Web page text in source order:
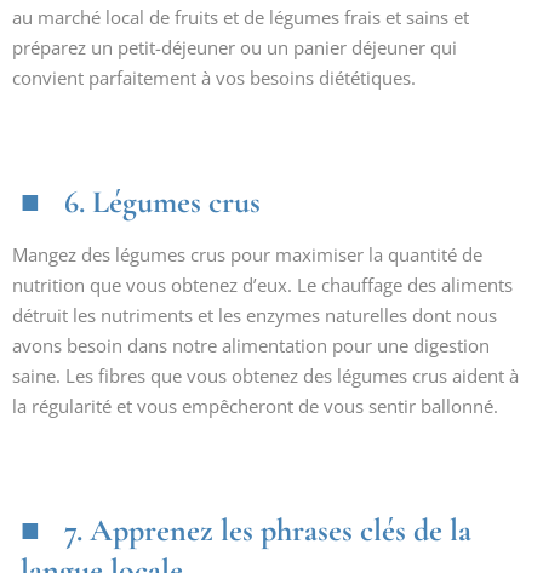
au marché local de fruits et de légumes frais et sains et
préparez un petit-déjeuner ou un panier déjeuner qui
convient parfaitement à vos besoins diététiques.
6. Légumes crus
Mangez des légumes crus pour maximiser la quantité de
nutrition que vous obtenez d’eux. Le chauffage des aliments
détruit les nutriments et les enzymes naturelles dont nous
avons besoin dans notre alimentation pour une digestion
saine. Les fibres que vous obtenez des légumes crus aident à
la régularité et vous empêcheront de vous sentir ballonné.
7. Apprenez les phrases clés de la